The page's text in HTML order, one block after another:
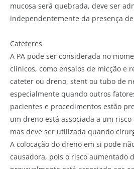
mucosa será quebrada, deve ser
independentemente da presença de
Cateteres
A PA pode ser considerada no
clínicos, como ensaios de micção e
cateter ou dreno, stent ou tubo de
especialmente quando outros
pacientes e procedimentos estão
um dreno está associada a um risco
mas deve ser utilizada quando
A colocação do dreno em si pode
causadora, pois o risco aumentado